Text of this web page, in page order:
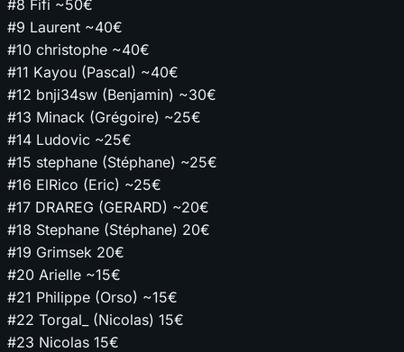
#8 Fifi ~50€
#9 Laurent ~40€
#10 christophe ~40€
#11 Kayou (Pascal) ~40€
#12 bnji34sw (Benjamin) ~30€
#13 Minack (Grégoire) ~25€
#14 Ludovic ~25€
#15 stephane (Stéphane) ~25€
#16 ElRico (Eric) ~25€
#17 DRAREG (GERARD) ~20€
#18 Stephane (Stéphane) 20€
#19 Grimsek 20€
#20 Arielle ~15€
#21 Philippe (Orso) ~15€
#22 Torgal_ (Nicolas) 15€
#23 Nicolas 15€